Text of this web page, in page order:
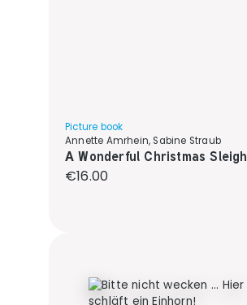
Picture book
Annette Amrhein, Sabine Straub
A Wonderful Christmas Sleigh
Regular price:
€16.00